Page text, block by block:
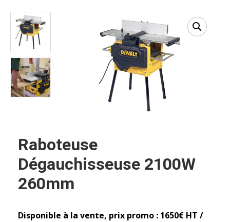
Raboteuse
Dégauchisseuse 2100W
260mm
Disponible à la vente, prix promo : 1650€ HT /